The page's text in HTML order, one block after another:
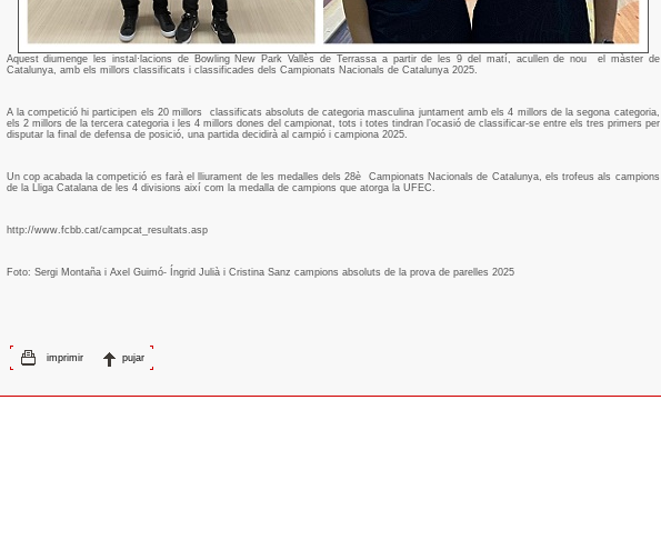
Aquest diumenge les instal·lacions de Bowling New Park Vallès de Terrassa a partir de les 9 del matí, acullen de nou
el màster de
Catalunya, amb els millors classificats i classificades dels Campionats Nacionals de Catalunya 2025.
A la competició hi participen els 20 millors
classificats absoluts de categoria masculina juntament amb els 4 millors de la segona categoria,
els 2 millors de la tercera categoria i les 4 millors dones del campionat, tots i totes tindran l’ocasió de classificar-se entre els tres primers per
disputar la final de defensa de posició, una partida decidirà al campió i campiona 2025.
Un cop acabada la competició es farà el lliurament de les medalles dels 28è
Campionats Nacionals de Catalunya, els trofeus als campions
de la Lliga Catalana de les 4 divisions així com la medalla de campions que atorga la UFEC.
http://www.fcbb.cat/campcat_resultats.asp
Foto: Sergi Montaña i Axel Guimó- Íngrid Julià i Cristina Sanz campions absoluts de la prova de parelles 2025
imprimir pujar